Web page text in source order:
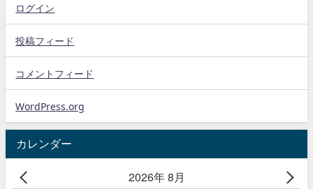
ログイン
投稿フィード
コメントフィード
WordPress.org
カレンダー
2026年 8月